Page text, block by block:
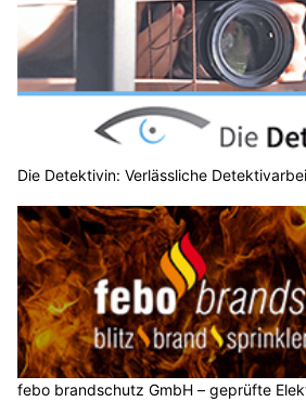
Die Detektivin: Verlässliche
febo brandschutz GmbH – geprüfte